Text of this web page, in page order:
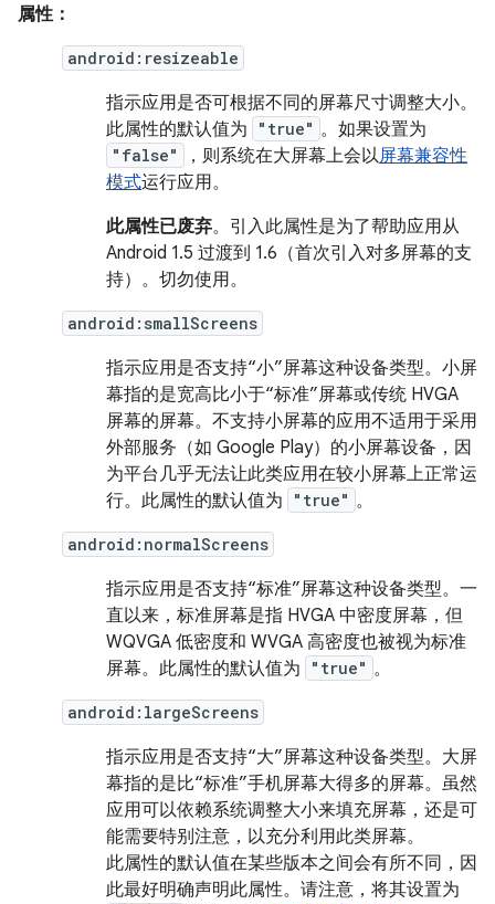
属性：
android:resizeable
指示应用是否可根据不同的屏幕尺寸调整大小。
此属性的默认值为
"true" 。如果设置为
"false" ，则系统在大屏幕上会以屏幕兼容性
模式运行应用。
此属性已废弃。引入此属性是为了帮助应用从
Android 1.5 过渡到 1.6（首次引入对多屏幕的支
持）。切勿使用。
android:smallScreens
指示应用是否支持“小”屏幕这种设备类型。小屏
幕指的是宽高比小于“标准”屏幕或传统 HVGA
屏幕的屏幕。不支持小屏幕的应用不适用于采用
外部服务（如 Google Play）的小屏幕设备，因
为平台几乎无法让此类应用在较小屏幕上正常运
行。 此属性的默认值为 "true" 。
android:normalScreens
指示应用是否支持“标准”屏幕这种设备类型。一
直以来，标准屏幕是指 HVGA 中密度屏幕，但
WQVGA 低密度和 WVGA 高密度也被视为标准
屏幕。此属性的默认值为
"true" 。
android:largeScreens
指示应用是否支持“大”屏幕这种设备类型。大屏
幕指的是比“标准”手机屏幕大得多的屏幕。虽然
应用可以依赖系统调整大小来填充屏幕，还是可
能需要特别注意，以充分利用此类屏幕。
此属性的默认值在某些版本之间会有所不同，因
此最好明确声明此属性。请注意，将其设置为